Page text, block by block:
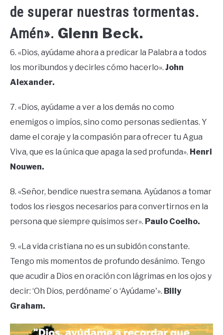
de superar nuestras tormentas.
Amén». Glenn Beck.
6. «Dios, ayúdame ahora a predicar la Palabra a todos
los moribundos y decirles cómo hacerlo». John
Alexander.
7. «Dios, ayúdame a ver a los demás no como
enemigos o impíos, sino como personas sedientas. Y
dame el coraje y la compasión para ofrecer tu Agua
Viva, que es la única que apaga la sed profunda». Henri
Nouwen.
8. «Señor, bendice nuestra semana. Ayúdanos a tomar
todos los riesgos necesarios para convertirnos en la
persona que siempre quisimos ser». Paulo Coelho.
9. «La vida cristiana no es un subidón constante.
Tengo mis momentos de profundo desánimo. Tengo
que acudir a Dios en oración con lágrimas en los ojos y
decir: ‘Oh Dios, perdóname’ o ‘Ayúdame'». Billy
Graham.